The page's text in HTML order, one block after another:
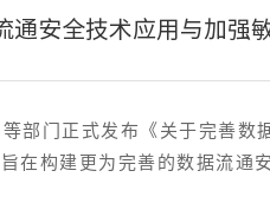
通安全技术应用与加强
门正式发布《关于完善数
在构建更为完善的数据流通